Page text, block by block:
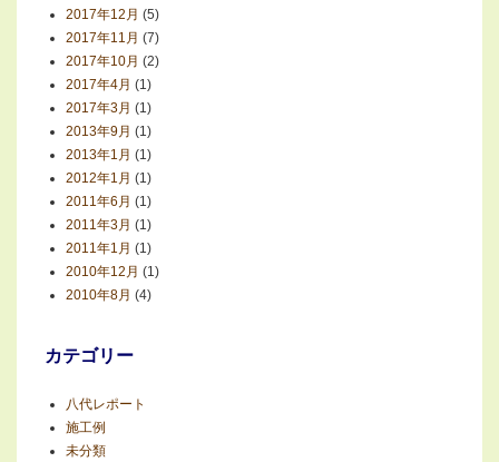
2017年12月 (5)
2017年11月 (7)
2017年10月 (2)
2017年4月 (1)
2017年3月 (1)
2013年9月 (1)
2013年1月 (1)
2012年1月 (1)
2011年6月 (1)
2011年3月 (1)
2011年1月 (1)
2010年12月 (1)
2010年8月 (4)
カテゴリー
八代レポート
施工例
未分類